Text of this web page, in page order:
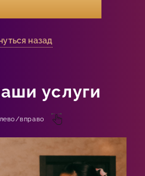
назад
услуги
вправо